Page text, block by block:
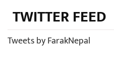
TWITTER FEED
Tweets by FarakNepal